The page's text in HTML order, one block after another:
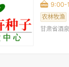
9:00-
农林牧渔
甘肃省酒